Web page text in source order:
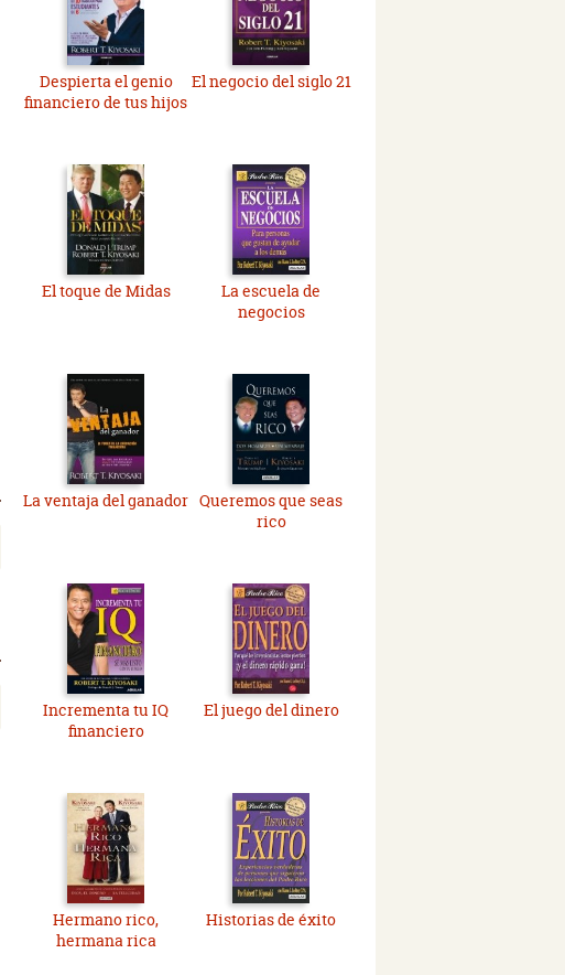
Despierta el genio
financiero de tus hijos
El negocio del siglo 21
El toque de Midas
La escuela de
negocios
La ventaja del ganador Queremos que seas
rico
Incrementa tu IQ
financiero
El juego del dinero
Hermano rico,
hermana rica
Historias de éxito